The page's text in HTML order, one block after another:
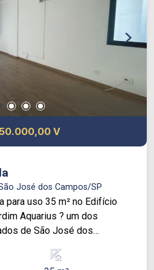
V
José dos Campos/SP
para uso 35 m² no Edifício
Aquarius ? um dos
de São José dos
Pronta para uso